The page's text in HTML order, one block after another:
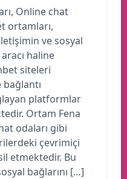
Online chat
ortamları,
ve sosyal
haline
siteleri
platformlar
Ortam Fena
odaları gibi
çevrimiçi
etmektedir. Bu
bağlarını […]